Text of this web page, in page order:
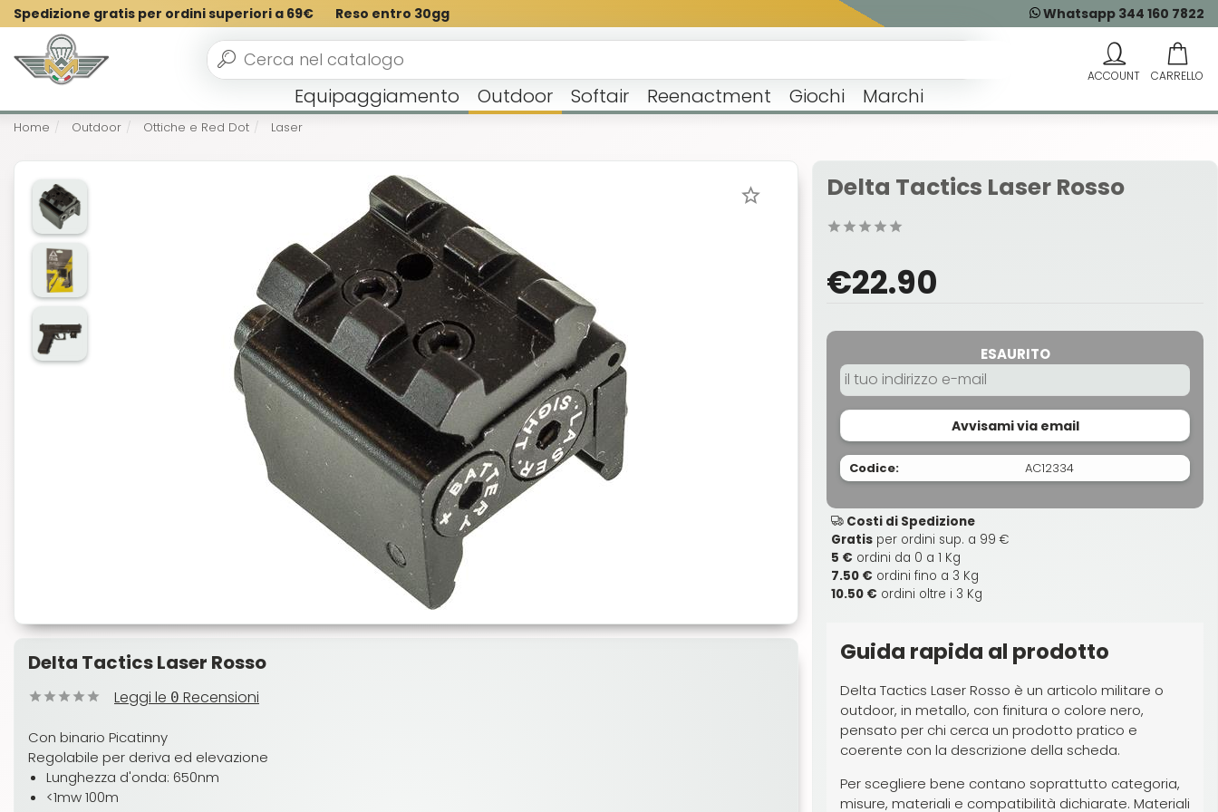
Spedizione gratis per ordini superiori a 69€ Reso entro 30gg Whatsapp 344 160 7822
Equipaggiamento Outdoor Softair Reenactment Giochi Marchi
Home Outdoor Ottiche e Red Dot Laser
Delta Tactics Laser Rosso
Leggi le 0 Recensioni
Con binario Picatinny
Regolabile per deriva ed elevazione
Lunghezza d'onda: 650nm
<1mw 100m
Delta Tactics Laser Rosso
€22.90
ESAURITO
Avvisami via email
Codice: AC12334
Costi di Spedizione
Gratis per ordini sup. a 99 €
5 € ordini da 0 a 1 Kg
7.50 € ordini fino a 3 Kg
10.50 € ordini oltre i 3 Kg
Guida rapida al prodotto
Delta Tactics Laser Rosso è un articolo militare o
outdoor, in metallo, con finitura o colore nero,
pensato per chi cerca un prodotto pratico e
coerente con la descrizione della scheda.
Per scegliere bene contano soprattutto categoria,
misure, materiali e compatibilità dichiarate. Materiali